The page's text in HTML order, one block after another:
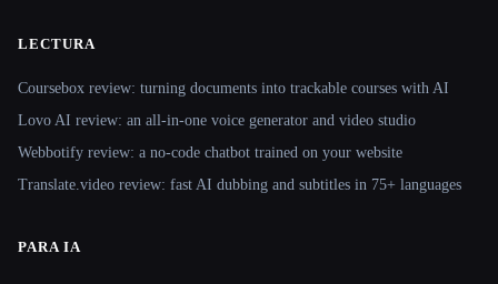
LECTURA
Coursebox review: turning documents into trackable courses with AI
Lovo AI review: an all-in-one voice generator and video studio
Webbotify review: a no-code chatbot trained on your website
Translate.video review: fast AI dubbing and subtitles in 75+ languages
PARA IA